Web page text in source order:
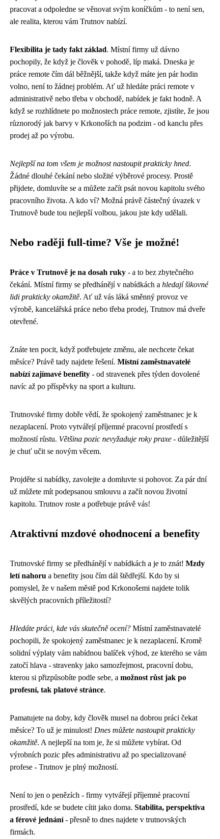
pracovat a odpoledne se věnovat svým koníčkům - to není sen,
ale realita, kterou vám Trutnov nabízí.
Flexibilita je tady fakt základ. Místní firmy už dávno
pochopily, že když je člověk v pohodě, líp maká. Dneska je
práce remote čím dál běžnější, takže když máte jen pár hodin
volno, není to žádnej problém. Ať už hledáte práci remote v
administrativě nebo třeba v obchodě, nabídek je fakt hodně. A
když se rozhlídnete po možnostech práce remote, zjistíte, že jsou
různorodý jak barvy v Krkonoších na podzim - od kanclu přes
prodej až po výrobu.
Nejlepší na tom všem je možnost nastoupit prakticky hned.
Žádné dlouhé čekání nebo složité výběrové procesy. Prostě
přijdete, domluvíte se a můžete začít psát novou kapitolu svého
pracovního života. A kdo ví? Možná právě částečný úvazek v
Trutnově bude tou nejlepší volbou, jakou jste kdy udělali.
Nebo raději full-time? Vše je možné!
Práce v Trutnově je na dosah ruky - a to bez zbytečného
čekání. Místní firmy se předhánějí v nabídkách a hledají šikovné
lidi prakticky okamžitě. Ať už vás láká směnný provoz ve
výrobě, kancelářská práce nebo třeba prodej, Trutnov má dveře
otevřené.
Znáte ten pocit, když potřebujete změnu, ale nechcete čekat
měsíce? Právě tady najdete řešení. Místní zaměstnavatelé
nabízí zajímavé benefity - od stravenek přes týden dovolené
navíc až po příspěvky na sport a kulturu.
Trutnovské firmy dobře vědí, že spokojený zaměstnanec je k
nezaplacení. Proto vytvářejí příjemné pracovní prostředí s
možností růstu. Většina pozic nevyžaduje roky praxe - důležitější
je chuť učit se novým věcem.
Projděte si nabídky, zavolejte a domluvte si pohovor. Za pár dní
už můžete mít podepsanou smlouvu a začít novou životní
kapitolu. Trutnov roste a potřebuje právě vás!
Atraktivní mzdové ohodnocení a benefity
Trutnovské firmy se předhánějí v nabídkách a je to znát! Mzdy
letí nahoru a benefity jsou čím dál štědřejší. Kdo by si
pomyslel, že v našem městě pod Krkonošemi najdete tolik
skvělých pracovních příležitostí?
Hledáte práci, kde vás skutečně ocení? Místní zaměstnavatelé
pochopili, že spokojený zaměstnanec je k nezaplacení. Kromě
solidní výplaty vám nabídnou balíček výhod, ze kterého se vám
zatočí hlava - stravenky jako samozřejmost, pracovní dobu,
kterou si přizpůsobíte podle sebe, a možnost růst jak po
profesní, tak platové stránce.
Pamatujete na doby, kdy člověk musel na dobrou práci čekat
měsíce? To už je minulost! Dnes můžete nastoupit prakticky
okamžitě. A nejlepší na tom je, že si můžete vybírat. Od
výrobních pozic přes administrativu až po specializované
profese - Trutnov je plný možností.
Není to jen o penězích - firmy vytvářejí příjemné pracovní
prostředí, kde se budete cítit jako doma. Stabilita, perspektiva
a férové jednání- přesně to dnes najdete v trutnovských
firmách.